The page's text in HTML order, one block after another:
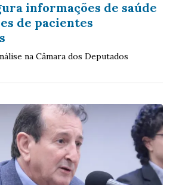
informações de saúde
de pacientes
na Câmara dos Deputados